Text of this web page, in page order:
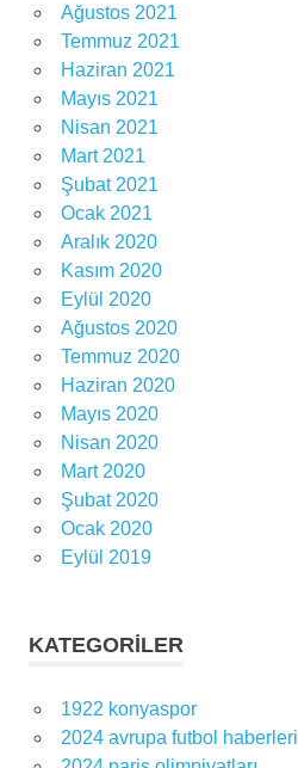
Ağustos 2021
Temmuz 2021
Haziran 2021
Mayıs 2021
Nisan 2021
Mart 2021
Şubat 2021
Ocak 2021
Aralık 2020
Kasım 2020
Eylül 2020
Ağustos 2020
Temmuz 2020
Haziran 2020
Mayıs 2020
Nisan 2020
Mart 2020
Şubat 2020
Ocak 2020
Eylül 2019
KATEGORILER
1922 konyaspor
2024 avrupa futbol haberleri